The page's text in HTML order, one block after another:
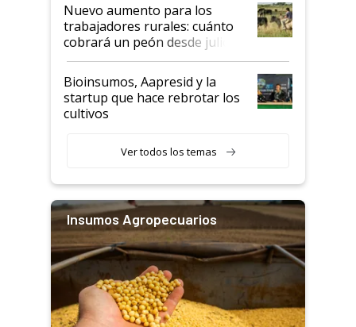
Nuevo aumento para los
trabajadores rurales: cuánto
cobrará un peón desde julio
Bioinsumos, Aapresid y la
startup que hace rebrotar los
cultivos
Ver todos los temas
Insumos Agropecuarios